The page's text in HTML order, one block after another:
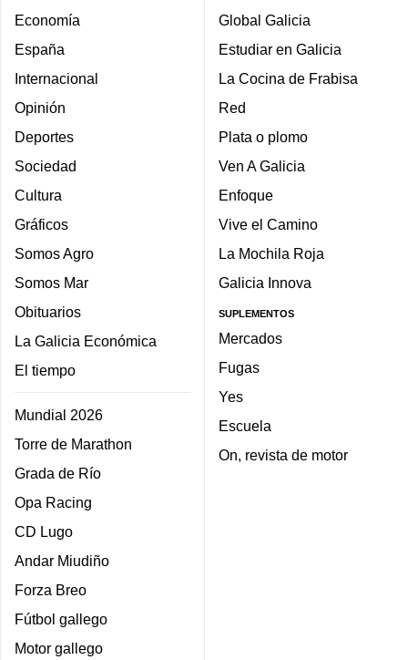
Economía
España
Internacional
Opinión
Deportes
Sociedad
Cultura
Gráficos
Somos Agro
Somos Mar
Obituarios
La Galicia Económica
El tiempo
Mundial 2026
Torre de Marathon
Grada de Río
Opa Racing
CD Lugo
Andar Miudiño
Forza Breo
Fútbol gallego
Motor gallego
Global Galicia
Estudiar en Galicia
La Cocina de Frabisa
Red
Plata o plomo
Ven A Galicia
Enfoque
Vive el Camino
La Mochila Roja
Galicia Innova
SUPLEMENTOS
Mercados
Fugas
Yes
Escuela
On, revista de motor